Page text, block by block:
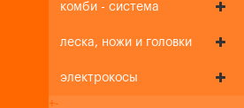
комби - система
леска, ножи и головки
электрокосы
+-